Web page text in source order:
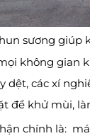
sương giúp
không gian
dệt, các xí
để khử mùi,
chính là: